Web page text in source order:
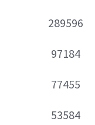
289596
97184
77455
53584